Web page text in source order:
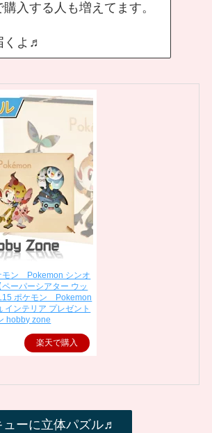
入する人も増えてます。
くよ♬
モン Pokemon シンオ
ーパーシアター ウッ
ポケモン Pokemon
インテリア プレゼント
hobby zone
楽天で購入
ューに立体パズル♬